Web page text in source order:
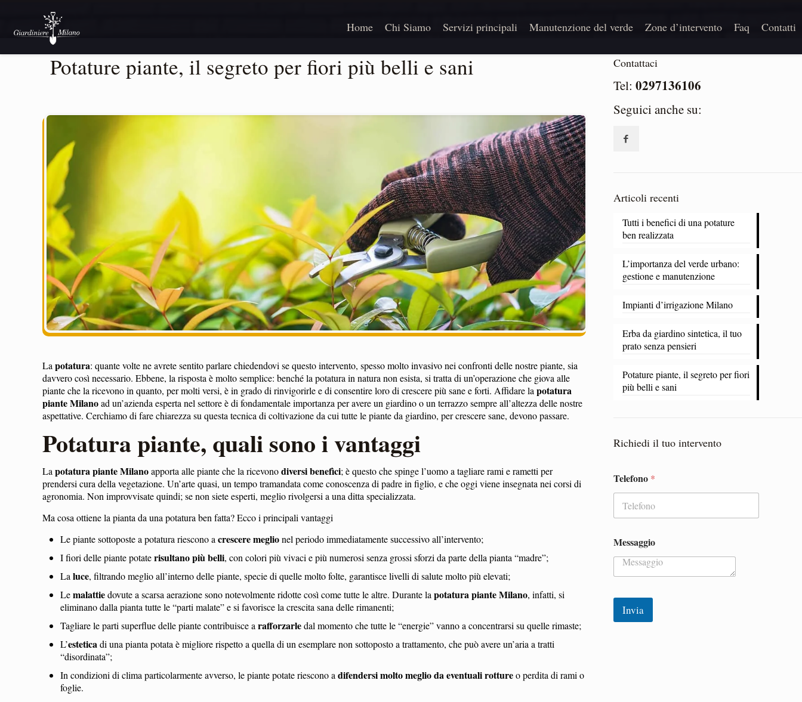
Home Chi Siamo Servizi principali Manutenzione del verde Zone d’intervento Faq Contatti
Potature piante, il segreto per fiori più belli e sani
Lapotatura: quante volte ne avrete sentito parlare chiedendovi se questo intervento, spesso molto invasivo nei confronti delle nostre piante, sia
davvero così necessario. Ebbene, la risposta è molto semplice: benché la potatura in natura non esista, si tratta di un’operazione che giova alle
piante che la ricevono in quanto, per molti versi, è in grado di rinvigorirle e di consentire loro di crescere più sane e forti. Affidare lapotatura
piante Milanoad un’azienda esperta nel settore è di fondamentale importanza per avere un giardino o un terrazzo sempre all’altezza delle nostre
aspettative. Cerchiamo di fare chiarezza su questa tecnica di coltivazione da cui tutte le piante da giardino, per crescere sane, devono passare.
Potatura piante, quali sono i vantaggi
Lapotatura piante Milanoapporta alle piante che la ricevonodiversi benefìci; è questo che spinge l’uomo a tagliare rami e rametti per
prendersi cura della vegetazione. Un’arte quasi, un tempo tramandata come conoscenza di padre in figlio, e che oggi viene insegnata nei corsi di
agronomia. Non improvvisate quindi; se non siete esperti, meglio rivolgersi a una ditta specializzata.
Ma cosa ottiene la pianta da una potatura ben fatta? Ecco i principali vantaggi
Le piante sottoposte a potatura riescono acrescere meglionel periodo immediatamente successivo all’intervento;
I fiori delle piante potaterisultano più belli, con colori più vivaci e più numerosi senza grossi sforzi da parte della pianta “madre”;
Laluce, filtrando meglio all’interno delle piante, specie di quelle molto folte, garantisce livelli di salute molto più elevati;
Lemalattiedovute a scarsa aerazione sono notevolmente ridotte così come tutte le altre. Durante lapotatura piante Milano, infatti, si
eliminano dalla pianta tutte le “parti malate” e si favorisce la crescita sana delle rimanenti;
Tagliare le parti superflue delle piante contribuisce arafforzarledal momento che tutte le “energie” vanno a concentrarsi su quelle rimaste;
L’esteticadi una pianta potata è migliore rispetto a quella di un esemplare non sottoposto a trattamento, che può avere un’aria a tratti
“disordinata”;
In condizioni di clima particolarmente avverso, le piante potate riescono adifendersi molto meglio da eventuali rottureo perdita di rami o
foglie.
Contattaci
Tel: 0297136106
Seguici anche su:
Articoli recenti
Tutti i benefici di una potature
ben realizzata
L’importanza del verde urbano:
gestione e manutenzione
​Impianti d’irrigazione Milano
Erba da giardino sintetica, il tuo
prato senza pensieri
Potature piante, il segreto per fiori
più belli e sani
Richiedi il tuo intervento
T
e
e
o
n
o
M
s
a
Telefono *
Messaggio
Invia